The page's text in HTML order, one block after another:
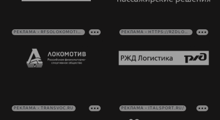
РЕКЛАМА • RFSOLOKOMOTIV.RU РЕКЛАМА • HTTPS://RZDLOG.RU/
РЕКЛАМА • TRANSVOC.RU РЕКЛАМА • ITALSPORT.RU/